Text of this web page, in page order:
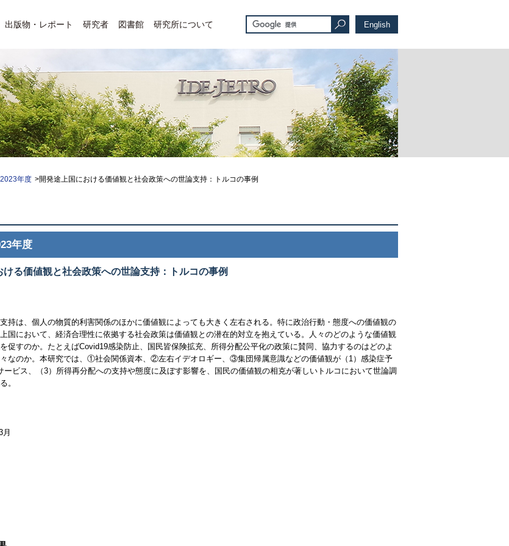
出版物・レポート 研究者 図書館 研究所について English
年度 >開発途上国における価値観と社会政策への世論支持：トルコの事例
年度
ける価値観と社会政策への世論支持：トルコの事例
持は、個人の物質的利害関係のほかに価値観によっても大きく左右される。特に政治行動・態度への価値観の
国において、経済合理性に依拠する社会政策は価値観との潜在的対立を抱えている。人々のどのような価値観
促すのか。たとえばCovid19感染防止、国民皆保険拡充、所得分配公平化の政策に賛同、協力するのはどのよ
なのか。本研究では、①社会関係資本、②左右イデオロギー、③集団帰属意識などの価値観が（1）感染症予
ービス、（3）所得再分配への支持や態度に及ぼす影響を、国民の価値観の相克が著しいトルコにおいて世論調
。
月